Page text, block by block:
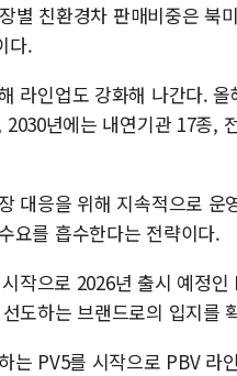
별 친환경차 판매비중은
다.
라인업도 강화해 나간다.
년에는 내연기관 17종,
대응을 위해 지속적으로
요를 흡수한다는 전략이다.
작으로 2026년 출시 예정
도하는 브랜드로의 입지를
는 PV5를 시작으로 PBV